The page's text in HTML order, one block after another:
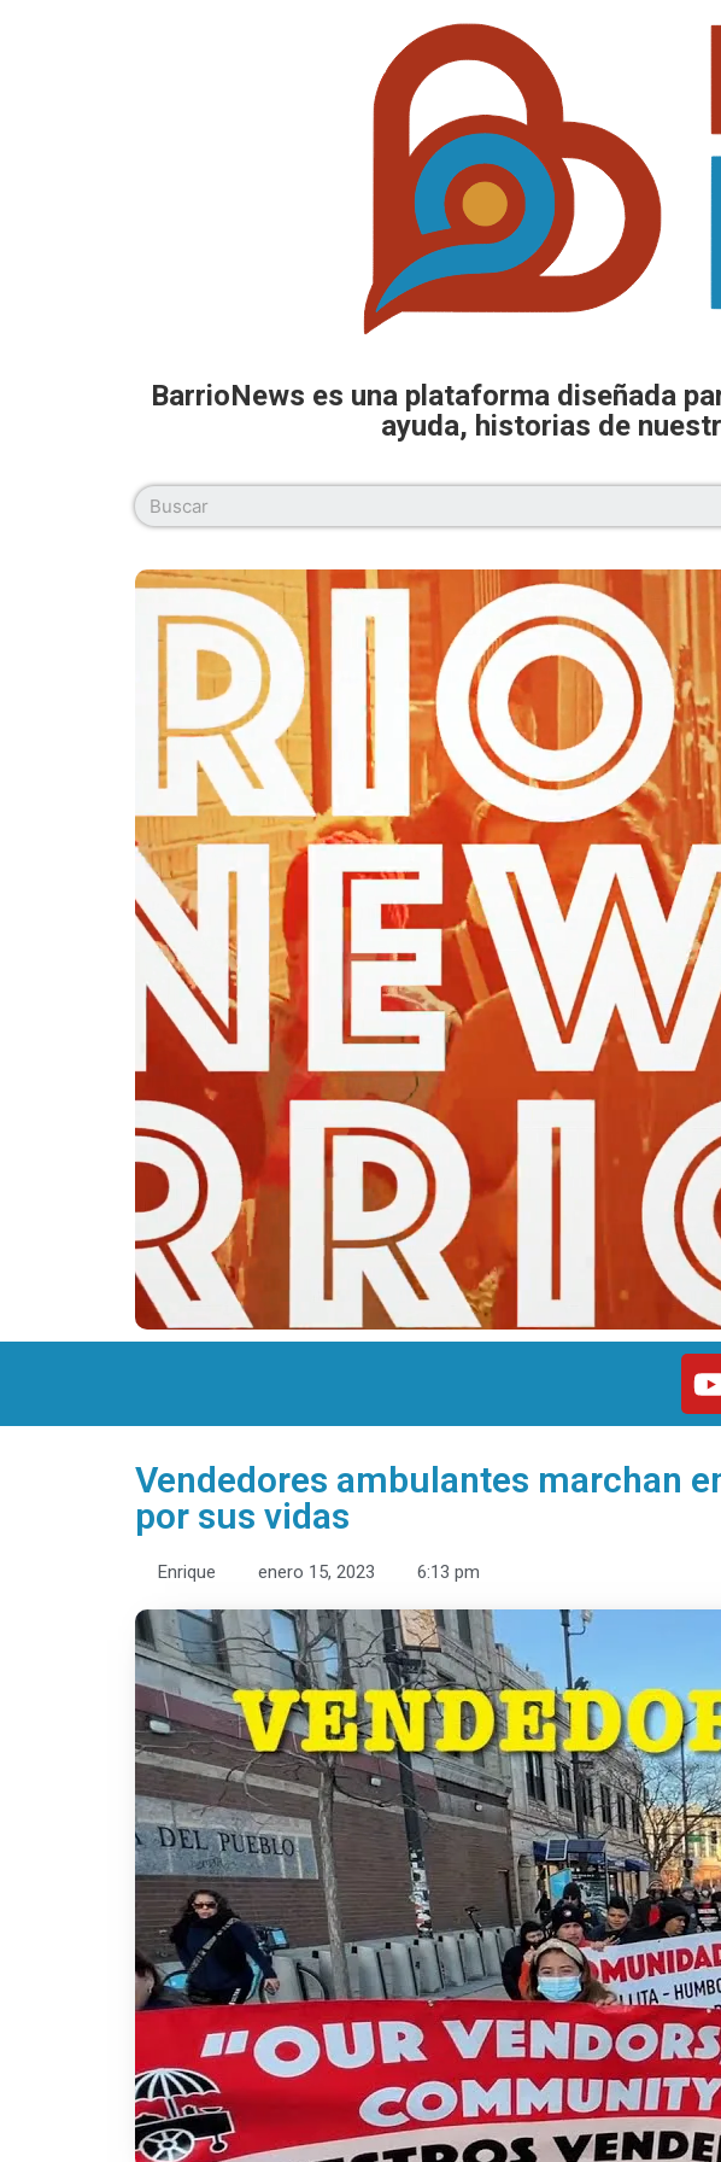
BarrioNews es una plataforma diseñada
ayuda, historias de
Vendedores ambulantes marchan
por sus vidas
Enrique enero 15, 2023 6:13 pm